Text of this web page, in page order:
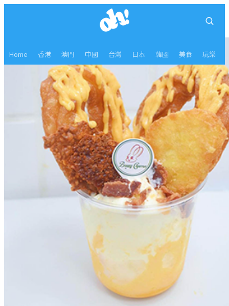
Home 香港 澳門 中國 台灣 日本 韓國 美食 玩樂